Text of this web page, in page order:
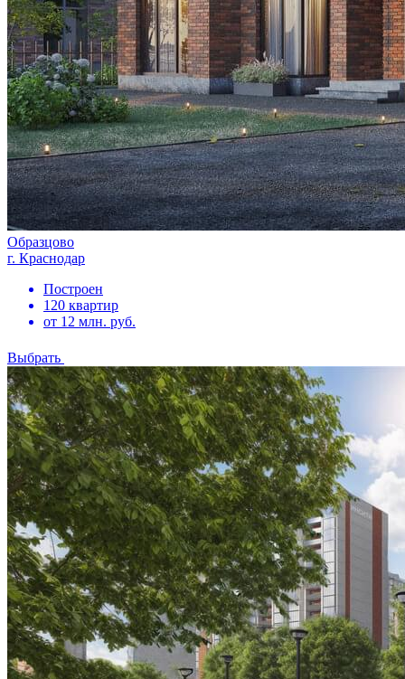
Образцово
г. Краснодар
Построен
120 квартир
от 12 млн. руб.
Выбрать